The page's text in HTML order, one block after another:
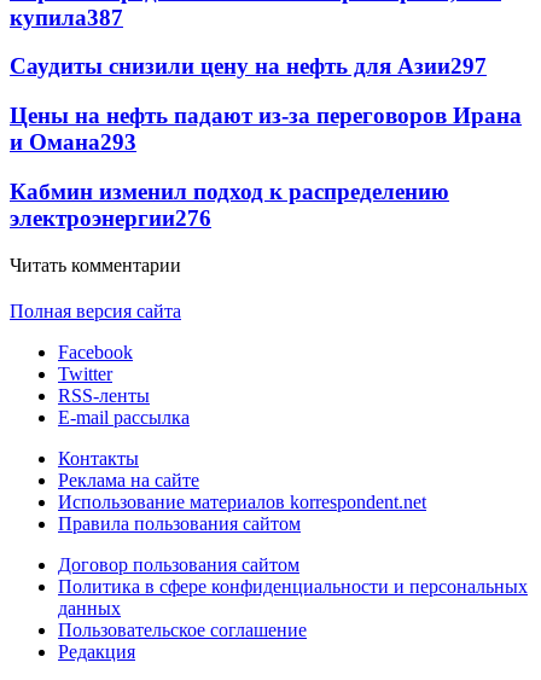
купила387
Саудиты снизили цену на нефть для Азии297
Цены на нефть падают из-за переговоров Ирана
и Омана293
Кабмин изменил подход к распределению
электроэнергии276
Читать комментарии
Полная версия сайта
Facebook
Twitter
RSS-ленты
E-mail рассылка
Контакты
Реклама на сайте
Использование материалов korrespondent.net
Правила пользования сайтом
Договор пользования сайтом
Политика в сфере конфиденциальности и персональных
данных
Пользовательское соглашение
Редакция